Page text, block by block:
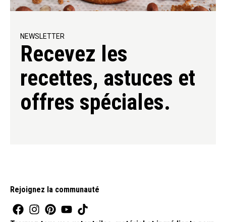
NEWSLETTER
Recevez les
recettes, astuces et
offres spéciales.
Rejoignez la communauté